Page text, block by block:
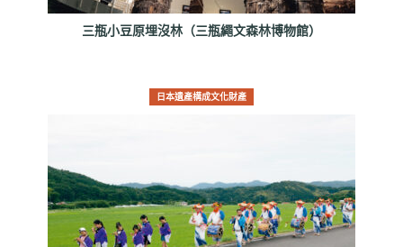
三瓶小豆原埋沒林（三瓶繩文森林博物館）
日本遺產構成文化財產